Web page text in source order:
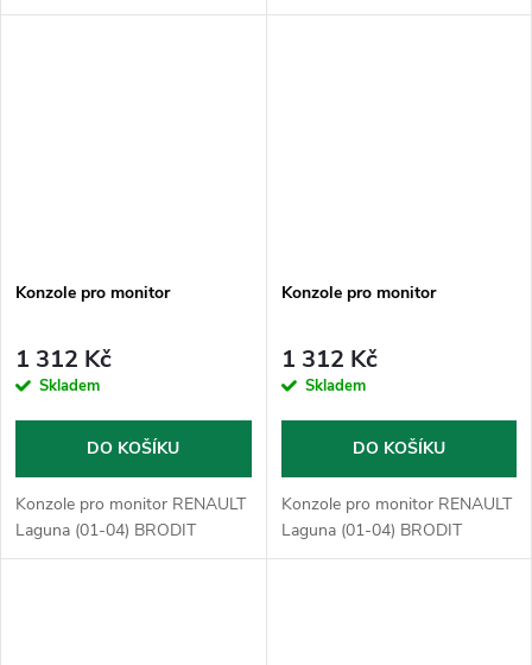
Konzole pro monitor
1 312 Kč
Skladem
DO KOŠÍKU
Konzole pro monitor RENAULT
Laguna (01-04) BRODIT
Konzole pro monitor
1 312 Kč
Skladem
DO KOŠÍKU
Konzole pro monitor RENAULT
Laguna (01-04) BRODIT